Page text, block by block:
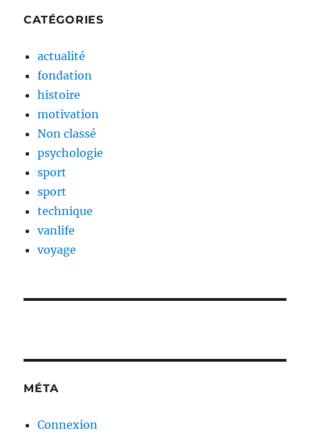
CATÉGORIES
actualité
fondation
histoire
motivation
Non classé
psychologie
sport
sport
technique
vanlife
voyage
MÉTA
Connexion